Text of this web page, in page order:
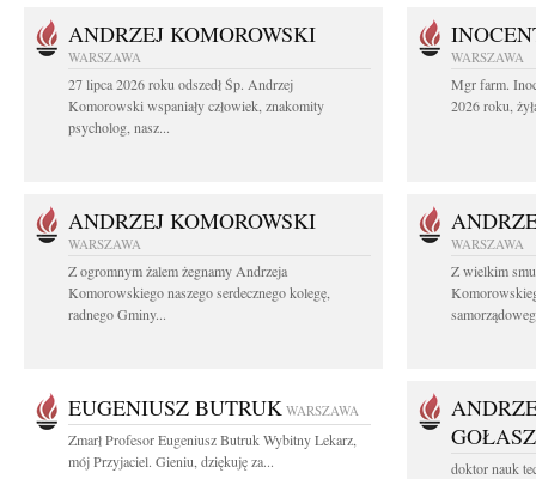
ANDRZEJ KOMOROWSKI
WARSZAWA
27 lipca 2026 roku odszedł Śp. Andrzej
Komorowski wspaniały człowiek, znakomity
psycholog, nasz...
WARSZAWA
Mgr farm.
2026 roku,
ANDRZEJ KOMOROWSKI
WARSZAWA
Z ogromnym żalem żegnamy Andrzeja
Komorowskiego naszego serdecznego kolegę,
radnego Gminy...
WARSZAWA
Z wielkim
EUGENIUSZ BUTRUK WARSZAWA
Zmarł Profesor Eugeniusz Butruk Wybitny Lekarz,
mój Przyjaciel. Gieniu, dziękuję za...
doktor nauk